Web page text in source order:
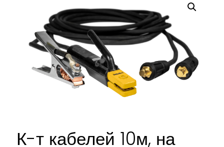
К-т кабелей 10м, на